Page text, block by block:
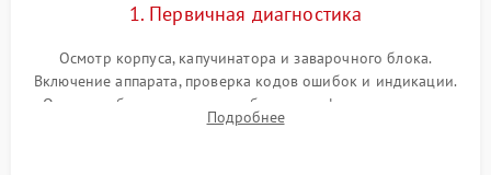
1. Первичная диагностика
Осмотр корпуса, капучинатора и заварочного блока.
Включение аппарата, проверка кодов ошибок и индикации.
Оценка работы помпы, термоблока и кофемолки на слух.
Измерение температуры и давления воды для выявления
Подробнее